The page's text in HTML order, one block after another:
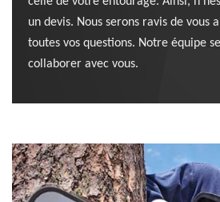
un devis. Nous serons ravis de vous
toutes vos questions. Notre équipe
collaborer avec vous.